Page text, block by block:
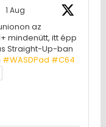
1 Aug
az
mindenütt, itt épp
Straight-Up-ban
#WASDPad #C64